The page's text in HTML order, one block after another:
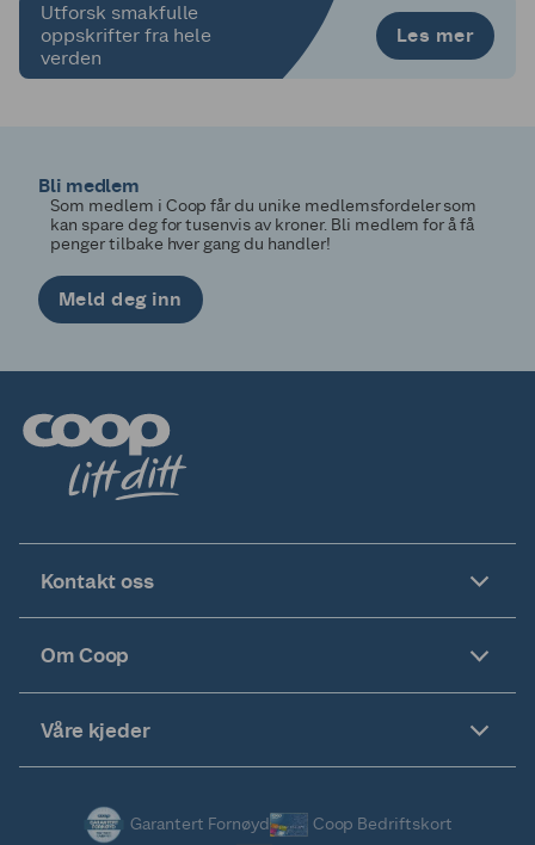
Utforsk smakfulle
oppskrifter fra hele
verden
Les mer
Bli medlem
Som medlem i Coop får du unike medlemsfordeler som
kan spare deg for tusenvis av kroner. Bli medlem for å få
penger tilbake hver gang du handler!
Meld deg inn
Kontakt oss
Om Coop
Våre kjeder
Garantert Fornøyd Coop Bedriftskort